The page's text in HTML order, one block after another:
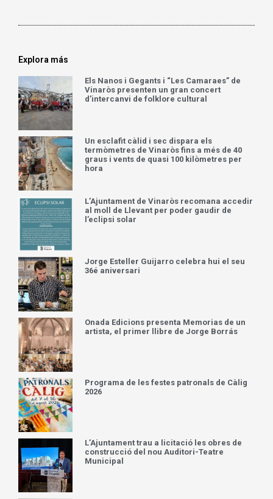
Explora más
Els Nanos i Gegants i “Les Camaraes” de
Vinaròs presenten un gran concert
d’intercanvi de folklore cultural
Un esclafit càlid i sec dispara els
termòmetres de Vinaròs fins a més de 40
graus i vents de quasi 100 kilòmetres per
hora
L’Ajuntament de Vinaròs recomana accedir
al moll de Llevant per poder gaudir de
l’eclipsi solar
Jorge Esteller Guijarro celebra hui el seu
36é aniversari
Onada Edicions presenta Memorias de un
artista, el primer llibre de Jorge Borrás
Programa de les festes patronals de Càlig
2026
L’Ajuntament trau a licitació les obres de
construcció del nou Auditori-Teatre
Municipal